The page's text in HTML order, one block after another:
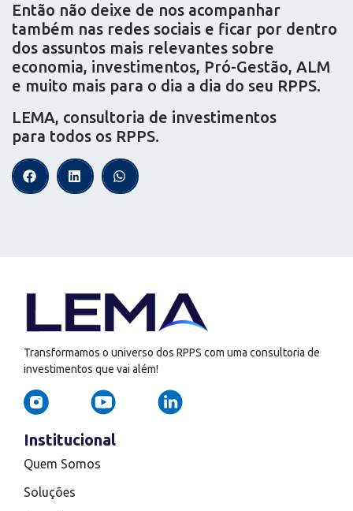
Então não deixe de nos acompanhar
também nas redes sociais e ficar por dentro
dos assuntos mais relevantes sobre
economia, investimentos, Pró-Gestão, ALM
e muito mais para o dia a dia do seu RPPS.
LEMA, consultoria de investimentos
para todos os RPPS.
Transformamos o universo dos RPPS com uma consultoria de
investimentos que vai além!
Institucional
Quem Somos
Soluções